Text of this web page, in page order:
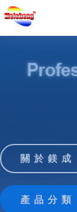
關 於 鎂 成
產 品 分 類